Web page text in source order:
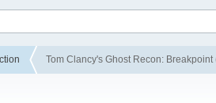
Tom Clancy's Ghost Recon: Breakpoint